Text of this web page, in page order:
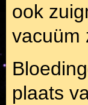
ook
vacuüm
plaats